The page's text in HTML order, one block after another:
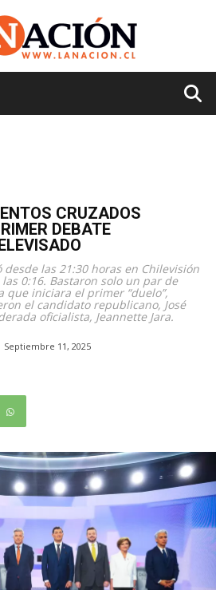
CRUZADOS
DEBATE
las 21:30 horas en Chilevisión
0:16. Bastaron solo un par de
iniciara el primer “duelo”,
el candidato republicano, José
oficialista, Jeannette Jara.
Septiembre 11, 2025